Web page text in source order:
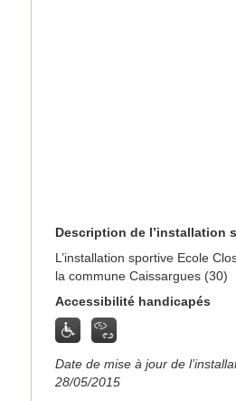
Description de l’installation
L’installation sportive Ecole
la commune Caissargues (30)
Accessibilité handicapés
Date de mise à jour de
28/05/2015